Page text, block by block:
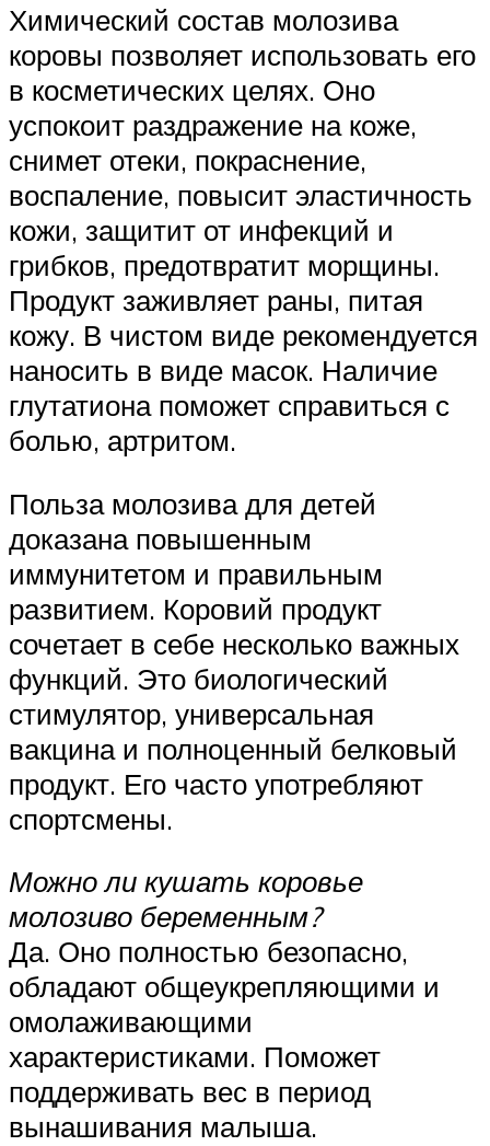
Химический состав молозива
коровы позволяет использовать его
в косметических целях. Оно
успокоит раздражение на коже,
снимет отеки, покраснение,
воспаление, повысит эластичность
кожи, защитит от инфекций и
грибков, предотвратит морщины.
Продукт заживляет раны, питая
кожу. В чистом виде рекомендуется
наносить в виде масок. Наличие
глутатиона поможет справиться с
болью, артритом.
Польза молозива для детей
доказана повышенным
иммунитетом и правильным
развитием. Коровий продукт
сочетает в себе несколько важных
функций. Это биологический
стимулятор, универсальная
вакцина и полноценный белковый
продукт. Его часто употребляют
спортсмены.
Можно ли кушать коровье
молозиво беременным?
Да. Оно полностью безопасно,
обладают общеукрепляющими и
омолаживающими
характеристиками. Поможет
поддерживать вес в период
вынашивания малыша.